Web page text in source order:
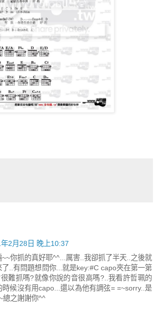
年2月28日 晚上10:37
~~你抓的真好耶^^...厲害..我卻抓了半天..之後就
了..有問題想問你...就是key:#C capo夾在第一第
難抓嗎?就像你說的音很高嗎?..我看許哲珮的
時候沒有用capo...還以為他有調弦= =~sorry..是
總之謝謝你^^